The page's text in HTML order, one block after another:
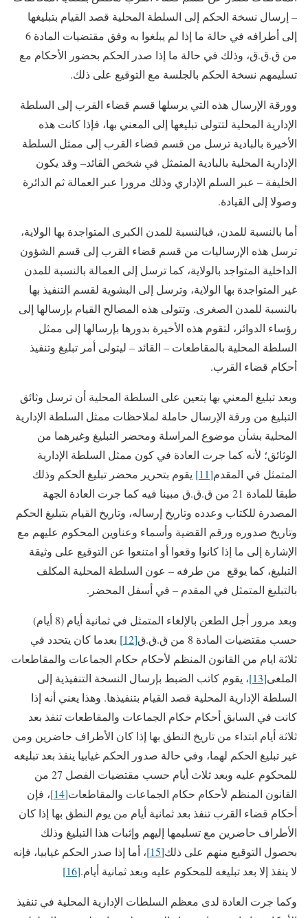
– إرسال نسخة الحكم إلى السلطة المحلية قصد القيام بتبليغها
إلى أطرافه في حالة ما إذا لم يبلغوا به وفق مقتضيات المادة 6
من ق.ق.ق، وذلك في حالة ما إذا صدر الحكم بحضور الأحكام مع
تسليمهم نسخة الحكم بالجلسة مع التوقيع على ذلك.
وورقة الإرسال هذه التي يرسلها قسم قضاء القرب إلى السلطة
الإدارية المحلية لتتولى تبليغها إلى المعني بها، فإذا كانت هذه
الأخيرة بالبادية ترسل من قسم قضاء القرب إلى ممثل السلطة
الإدارية المحلية بالبادية المتمثل في شخص القائد– وقد يكون
الخليفة – عبر السلم الإداري وذلك مرورا عبر العمالة ثم الدائرة
وصولا إلى القيادة.
أما بالنسبة للمدن، فبالنسبة للمدن الكبرى المتواجدة بها الولاية،
ترسل هذه الإرساليات من قسم قضاء القرب إلى قسم الشؤون
الداخلية المتواجد بالولاية، كما ترسل إلى العمالة بالنسبة للمدن
غير المتواجدة بها الولاية، وترسل إلى البشوية لقسم التنفيذ بها
بالنسبة للمدن الصغرى. وتتولى هذه المصالح القيام بإرسالها إلى
رؤساء الدوائر، لتقوم هذه الأخيرة بدورها بإرسالها إلى ممثل
السلطة المحلية بالمقاطعات – القائد – ليتولى أمر تبليغ وتنفيذ
أحكام قضاء القرب.
وبعد تبليغ المعني بها يتعين على السلطة المحلية أن ترسل وثائق
التبليغ من ورقة الإرسال حاملة لملاحظات ممثل السلطة الإدارية
المحلية بشأن موضوع المراسلة ومحضر التبليغ وغيرهما من
الوثائق؛ لأنه كما جرت العادة في كون ممثل السلطة الإدارية
المتمثل في المقدم[11]
يقوم بتحرير محضر تبليغ الحكم وذلك
طبقا للمادة 21 من ق.ق.ق مبينا فيه كما جرت العادة الجهة
المصدرة للكتاب وعدده وتاريخ إرساله، وتاريخ القيام بتبليغ الحكم
وتاريخ صدوره ورقم القضية وأسماء وعناوين المحكوم عليهم مع
الإشارة إلى ما إذا كانوا وقعوا أو امتنعوا عن التوقيع على وثيقة
التبليغ، كما يوقع من طرفه – عون السلطة المحلية المكلف
بالتبليغ المتمثل في المقدم – في أسفل المحضر.
وبعد مرور أجل الطعن بالإلغاء المتمثل في ثمانية أيام (8 أيام)
حسب مقتضيات المادة 8 من ق.ق.ق
[12]
بعدما كان يتحدد في
ثلاثة ايام من القانون المنظم لأحكام حكام الجماعات والمقاطعات
الملغى[13]
، يقوم كاتب الضبط بإرسال النسخة التنفيذية إلى
السلطة الإدارية المحلية قصد القيام بتنفيذها. وهذا يعني أنه إذا
كانت في السابق أحكام حكام الجماعات والمقاطعات تنفذ بعد
ثلاثة أيام ابتداء من تاريخ النطق بها إذا كان الأطراف حاضرين ومن
غير تبليغ الحكم لهما، وفي حالة صدور الحكم غيابيا ينفذ بعد تبليغه
للمحكوم عليه وبعد ثلاث أيام حسب مقتضيات الفصل 27 من
القانون المنظم لأحكام حكام الجماعات والمقاطعات[14]
، فإن
أحكام قضاء القرب تنفذ بعد ثمانية أيام من يوم النطق بها إذا كان
الأطراف حاضرين مع تسليمها إليهم وإثبات هذا التبليغ وذلك
بحصول التوقيع منهم على ذلك[15]
، أما إذا صدر الحكم غيابيا، فإنه
لا ينفذ إلا بعد تبليغه للمحكوم عليه وبعد ثمانية أيام.[16]
وكما جرت العادة لدى معظم السلطات الإدارية المحلية في تنفيذ